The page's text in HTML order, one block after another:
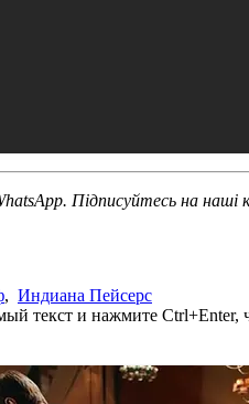
Підписуйтесь на наші
, Индиана Пейсерс
текст и нажмите Ctrl+Enter,